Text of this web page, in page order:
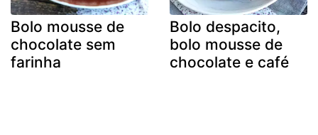
Bolo mousse de
chocolate sem
farinha
Bolo despacito,
bolo mousse de
chocolate e café